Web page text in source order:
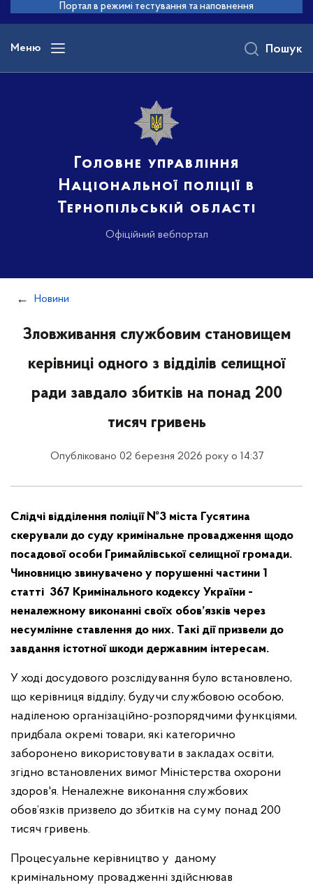
основного
вмісту
Портал в режимі тестування та наповнення
Меню
Головне управління
Національної поліції в
Тернопільській області
Офіційний вебпортал
Пошук
Новини
Зловживання службовим становищем
керівниці одного з відділів селищної
ради завдало збитків на понад 200
тисяч гривень
Опубліковано 02 березня 2026 року о 14:37
Слідчі відділення поліції №3 міста Гусятина
скерували до суду кримінальне провадження щодо
посадової особи Гримайлівської селищної громади.
Чиновницю звинувачено у порушенні частини 1
статті 367 Кримінального кодексу України -
неналежному виконанні своїх обов’язків через
несумлінне ставлення до них. Такі дії призвели до
завдання істотної шкоди державним інтересам.
У ході досудового розслідування було встановлено,
що керівниця відділу, будучи службовою особою,
наділеною організаційно-розпорядчими функціями,
придбала окремі товари, які категорично
заборонено використовувати в закладах освіти,
згідно встановлених вимог Міністерства охорони
здоров'я. Неналежне виконання службових
обов’язків призвело до збитків на суму понад 200
тисяч гривень.
Процесуальне керівництво у даному
кримінальному провадженні здійснював